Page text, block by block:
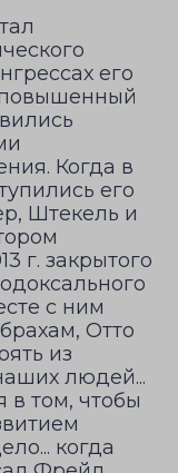
его
Когда в
его
Штекель и
г. закрытого
с ним
Отто
из
людей...
в том, чтобы
когда